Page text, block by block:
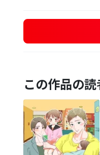
この作品の